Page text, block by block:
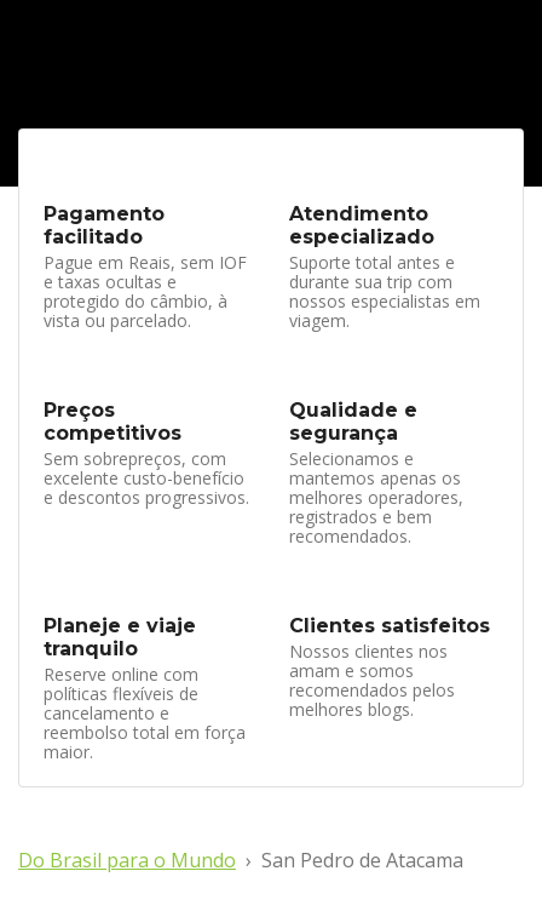
Pagamento
facilitado
Pague em Reais, sem IOF
e taxas ocultas e
protegido do câmbio, à
vista ou parcelado.
Atendimento
especializado
Suporte total antes e
durante sua trip com
nossos especialistas em
viagem.
Preços
competitivos
Sem sobrepreços, com
excelente custo-benefício
e descontos progressivos.
Qualidade e
segurança
Selecionamos e
mantemos apenas os
melhores operadores,
registrados e bem
recomendados.
Planeje e viaje
tranquilo
Reserve online com
políticas flexíveis de
cancelamento e
reembolso total em força
maior.
Clientes satisfeitos
Nossos clientes nos
amam e somos
recomendados pelos
melhores blogs.
Do Brasil para o Mundo San Pedro de Atacama